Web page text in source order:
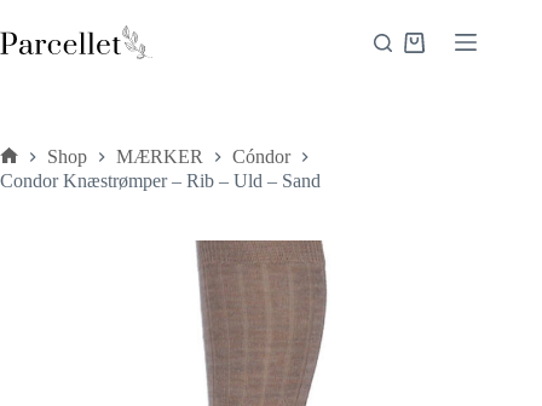
til
indhold
Indkøbskurv
Forside
Shop MÆRKER
Cóndor
Condor Knæstrømper – Rib – Uld – Sand